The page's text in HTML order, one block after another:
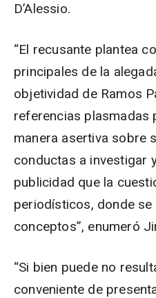
D’Alessio.
“El recusante plantea
principales de la
objetividad de Ramos
referencias plasmadas
manera asertiva sobre
conductas a investigar
publicidad que la
periodísticos, donde
conceptos”, enumeró
“Si bien puede no
conveniente de